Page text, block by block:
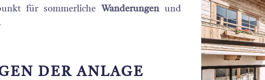
für sommerliche Wanderungenund
DER ANLAGE